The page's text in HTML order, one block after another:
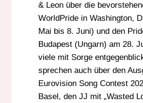
& Leon über die
WorldPride in Washington,
Mai bis 8. Juni) und den
Budapest (Ungarn) am 28.
viele mit Sorge
sprechen auch über den
Eurovision Song Contest
Basel, den JJ mit „Wasted